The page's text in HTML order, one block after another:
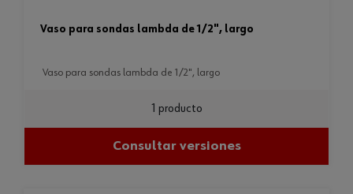
vaso para sondas lambda de 1/2", largo
vaso para sondas lambda de 1/2", largo
1 producto
Consultar versiones